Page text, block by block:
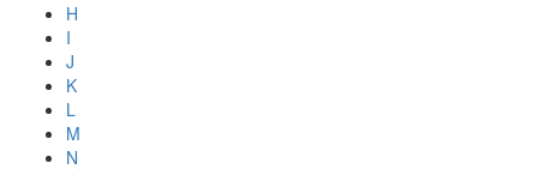
H
I
J
K
L
M
N